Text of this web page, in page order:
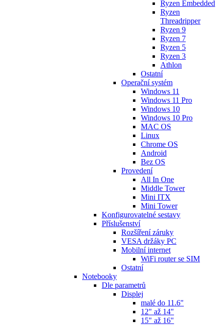
Ryzen Embedded
Ryzen
Threadripper
Ryzen 9
Ryzen 7
Ryzen 5
Ryzen 3
Athlon
Ostatní
Operační systém
Windows 11
Windows 11 Pro
Windows 10
Windows 10 Pro
MAC OS
Linux
Chrome OS
Android
Bez OS
Provedení
All In One
Middle Tower
Mini ITX
Mini Tower
Konfigurovatelné sestavy
Příslušenství
Rozšíření záruky
VESA držáky PC
Mobilní internet
WiFi router se SIM
Ostatní
Notebooky
Dle parametrů
Displej
malé do 11.6"
12" až 14"
15" až 16"